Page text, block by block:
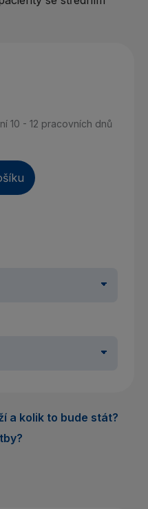
10 - 12 pracovních dnů
a kolik to bude stát?